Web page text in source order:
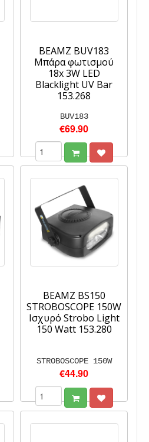
BEAMZ BUV183
Μπάρα φωτισμού
18x 3W LED
Blacklight UV Bar
153.268
BUV183
€69.90
BEAMZ BS150
STROBOSCOPE 150W
Ισχυρό Strobo Light
150 Watt 153.280
STROBOSCOPE 150W
€44.90